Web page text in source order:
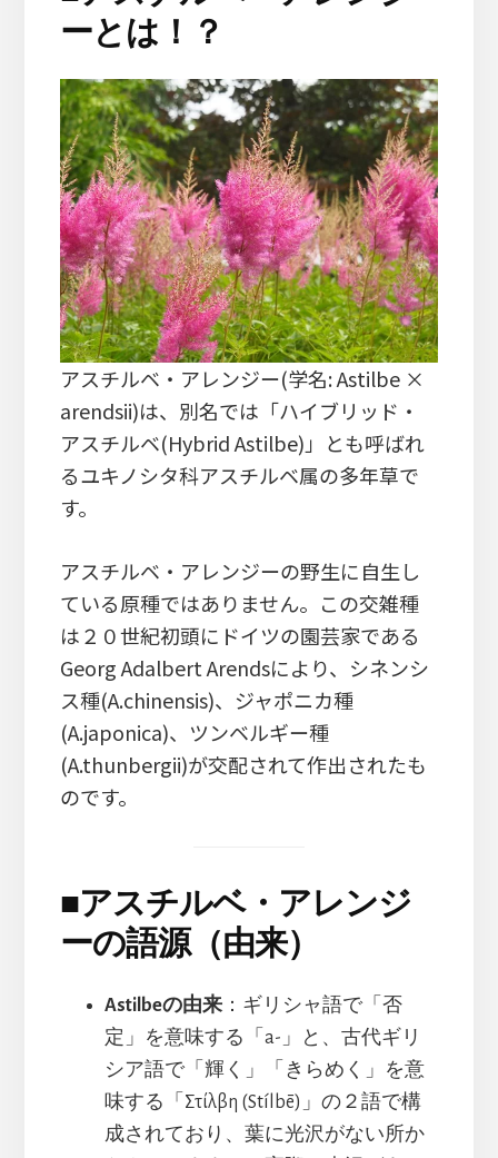
ーとは！？
アスチルベ・アレンジー(学名: Astilbe ×
arendsii)は、別名では「ハイブリッド・
アスチルベ(Hybrid Astilbe)」とも呼ばれ
るユキノシタ科アスチルベ属の多年草で
す。
アスチルベ・アレンジーの野生に自生し
ている原種ではありません。この交雑種
は２０世紀初頭にドイツの園芸家である
Georg Adalbert Arendsにより、シネンシ
ス種(A.chinensis)、ジャポニカ種
(A.japonica)、ツンベルギー種
(A.thunbergii)が交配されて作出されたも
のです。
■アスチルベ・アレンジ
ーの語源（由来）
Astilbeの由来：ギリシャ語で「否
定」を意味する「a-」と、古代ギリ
シア語で「輝く」「きらめく」を意
味する「Στίλβη (Stílbē)」の２語で構
成されており、葉に光沢がない所か